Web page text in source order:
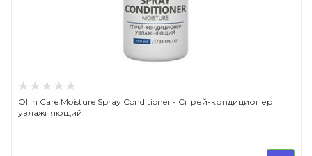
Ollin Care Moisture Spray Conditioner - Спрей-кондиционер
увлажняющий